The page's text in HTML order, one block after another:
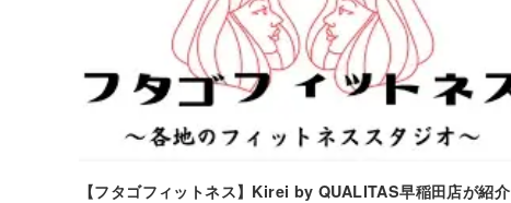
【フタゴフィットネス】Kirei by QUALITAS早稲田店が紹介